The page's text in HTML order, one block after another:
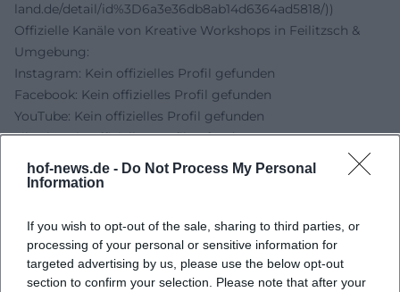
hof-news.de - Do Not Process My Personal
Information
If you wish to opt-out of the sale, sharing to third parties, or
processing of your personal or sensitive information for
targeted advertising by us, please use the below opt-out
section to confirm your selection. Please note that after your
land.de/detail/id%3D6a3e36db8ab14d6364ad5818/))
Offizielle Kanäle von Kreative Workshops in Feilitzsch &
Umgebung:
Instagram: Kein offizielles Profil gefunden
Facebook: Kein offizielles Profil gefunden
YouTube: Kein offizielles Profil gefunden
TikTok: Kein offizielles Profil gefunden
Quellen:
HOFER LAND - Kreative Workshops in Feilitzsch &
Katasthetik - Offizielle Seite